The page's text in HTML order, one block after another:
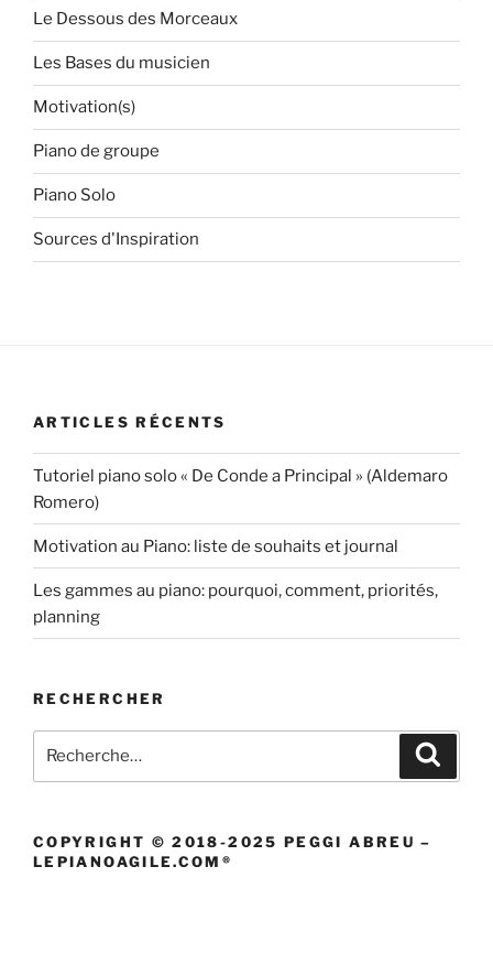
to
the
moon
–
de
et
piano
Le Dessous des Morceaux
Les Bases du musicien
Motivation(s)
Piano de groupe
Piano Solo
Sources d'Inspiration
ARTICLES RÉCENTS
Tutoriel piano solo « De Conde a Principal » (Aldemaro
Romero)
Motivation au Piano: liste de souhaits et journal
Les gammes au piano: pourquoi, comment, priorités,
planning
RECHERCHER
pour
COPYRIGHT © 2018-2025 PEGGI ABREU –
LEPIANOAGILE.COM®